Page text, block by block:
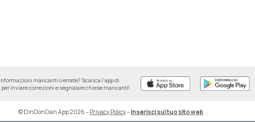
mancanti o errate? Scarica l'app di
per inviare correzioni e segnalare chiese mancanti!
© DinDonDan App 2026–Privacy Policy–Inserisci sul tuo sito web